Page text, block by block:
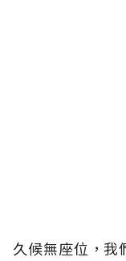
久候無座位，我